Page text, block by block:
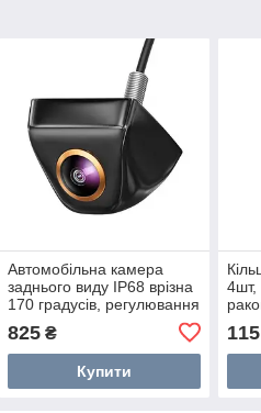
Автомобільна камера
заднього виду IP68 врізна
170 градусів, регулювання
825₴
Купити
4шт,
115